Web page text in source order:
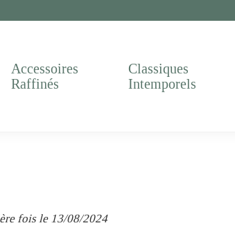
Accessoires
Raffinés
Classiques
Intemporels
fois le 13/08/2024